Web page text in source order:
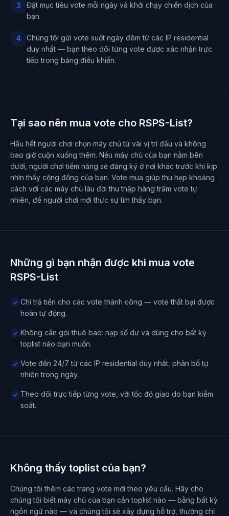
3
Đặt mục tiêu vote mỗi ngày và khởi chạy chiến dịch của
bạn.
4
Chúng tôi gửi vote suốt ngày đêm từ các IP residential
duy nhất — bạn theo dõi từng vote được xác nhận trực
tiếp trong bảng điều khiển.
Tại sao nên mua vote cho RSPS-List?
Hầu hết người chơi chọn máy chủ từ vài vị trí đầu và không
bao giờ cuộn xuống thêm. Nếu máy chủ của bạn nằm bên
dưới, người chơi tiềm năng sẽ đăng ký ở nơi khác trước khi kịp
nhìn thấy cộng đồng của bạn. Vote mua giúp thu hẹp khoảng
cách với các máy chủ lâu đời thu thập hàng trăm vote tự
nhiên, để người chơi mới thực sự tìm thấy bạn.
Những gì bạn nhận được khi mua vote
RSPS-List
Chỉ trả tiền cho các vote thành công — vote thất bại được
hoàn tự động.
Không cần gói thuê bao: nạp số dư và dùng cho bất kỳ
toplist nào bạn muốn.
Vote đến 24/7 từ các IP residential duy nhất, phân bổ tự
nhiên trong ngày.
Theo dõi trực tiếp từng vote, với tốc độ giao do bạn kiểm
soát.
Không thấy toplist của bạn?
Chúng tôi thêm các trang vote mới theo yêu cầu. Hãy cho
chúng tôi biết máy chủ của bạn cần toplist nào — bằng bất kỳ
ngôn ngữ nào — và chúng tôi sẽ xây dựng hỗ trợ, thường chỉ